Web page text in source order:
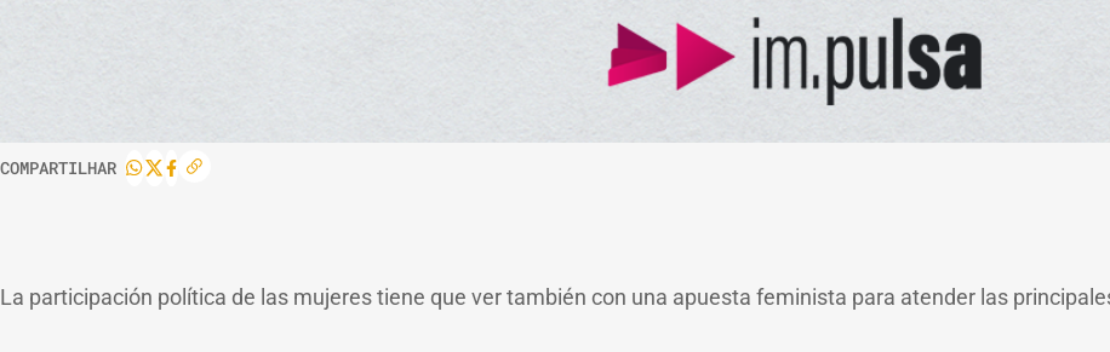
COMPARTILHAR
La participación política de las mujeres tiene que ver también con una apuesta feminista para atender las